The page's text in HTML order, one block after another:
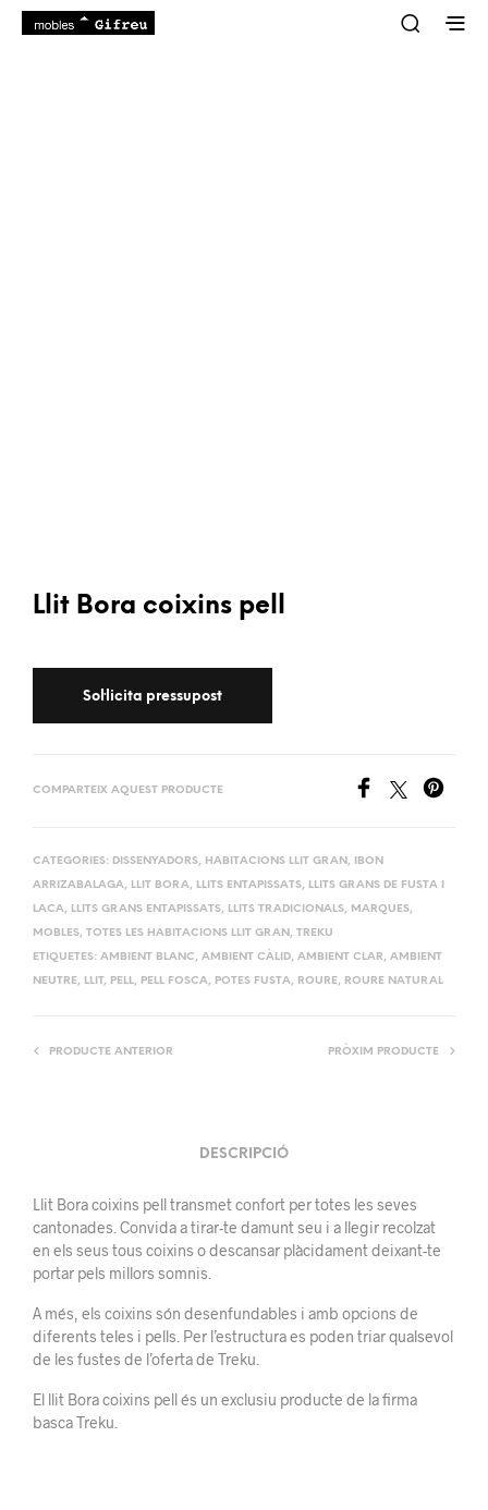
Llit Bora coixins pell
COMPARTEIX AQUEST PRODUCTE
CATEGORIES: DISSENYADORS, HABITACIONS LLIT GRAN ,
IBON
ARRIZABALAGA, LLIT BORA, LLITS ENTAPISSATS, LLITS GRANS DE FUSTA I
LACA, LLITS GRANS ENTAPISSATS, LLITS TRADICIONALS, MARQUES,
MOBLES, TOTES LES HABITACIONS LLIT GRAN , TREKU
ETIQUETES: AMBIENT BLANC, AMBIENT CÀLID, AMBIENT CLAR, AMBIENT
NEUTRE, LLIT, PELL, PELL FOSCA, POTES FUSTA, ROURE, ROURE NATURAL
PRODUCTE ANTERIOR PRÒXIM PRODUCTE
DESCRIPCIÓ
Llit Bora coixins pelltransmetconfort per totes les seves
cantonades. Convida atirar-te damunt seu i a llegir recolzat
en els seus tous coixins o descansar plàcidamentdeixant-te
portar pels millors somnis.
A més, els coixins són desenfundables i amb opcions de
diferents teles i pells. Per l’estructuraes poden triarqualsevol
de les fustes de l’oferta de Treku
El llit Bora coixins pell és un exclusiu producte de la firma
basca Treku.